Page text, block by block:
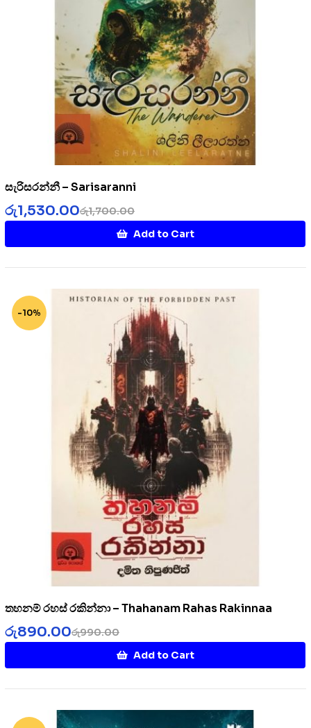
සැරිසරන්නී – Sarisaranni
රු1,700.00
රු1,530.00
Add to Cart
-10%
තහනම් රහස් රකින්නා – Thahanam Rahas Rakinnaa
රු990.00
රු890.00
Add to Cart